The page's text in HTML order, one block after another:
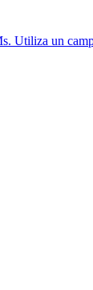
Utiliza un